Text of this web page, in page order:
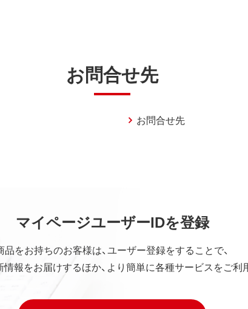
お問合せ先
お問合せ先
マイページユーザーIDを登録
品をお持ちのお客様は、ユーザー登録をすることで、
報をお届けするほか、より簡単に各種サービスをご利